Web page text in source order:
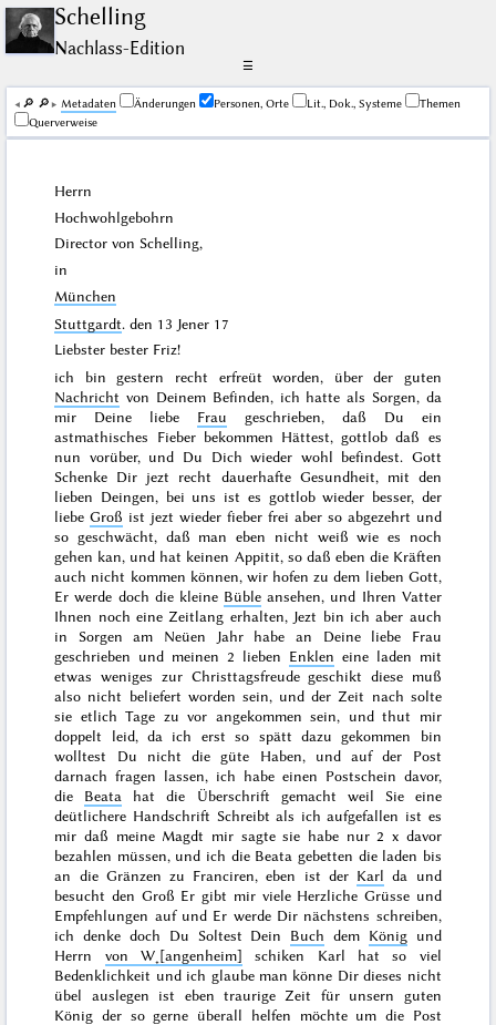
Schelling
Nachlass-Edition
☰
🔎︎ 🔎︎ Me­ta­da­ten Änderungen Personen, Orte Lit., Dok., Systeme
Themen
Querverweise
Herrn
Hochwohlgebohrn
Director von Schelling,
in
München
Stuttgardt. den 13 Jener 17
Liebster bester Friz!
ich bingestern recht erfreüt worden, über der guten
Nachricht von Deinem Befinden, ich hatte als Sorgen, da
mir Deine liebe Frau geschrieben, daß Du ein
astmathisches Fieber bekommen Hättest, gottlob daß es
nun vorüber, und Du Dich wieder wohl befindest. Gott
Schenke Dir jezt recht dauerhafte Gesundheit, mit den
lieben Deingen, bei uns ist es gottlob wieder besser, der
liebeGroß ist jezt wieder fieber frei aber so abgezehrt und
so geschwächt, daß man eben nicht weiß wie es noch
gehen kan, und hat keinen Appitit, so daß eben die Kräften
auch nicht kommen können, wir hofen zu dem lieben Gott,
Er werde doch die kleine Büble ansehen, und Ihren Vatter
Ihnen noch eine Zeitlang erhalten, Jezt bin ich aber auch
in Sorgen am Neüen Jahrhabe an Deine liebe Frau
geschrieben und meinen 2 lieben Enklen eine laden mit
etwas weniges zur Christtagsfreude geschikt diese muß
also nicht beliefert worden sein, und der Zeit nach solte
sie etlich Tage zu vor angekommen sein, und thut mir
doppelt leid, da ich erst so spätt dazu gekommen bin
wolltest Du nicht die güte Haben, und auf der Post
darnach fragen lassen, ich habe einen Postschein davor,
die Beata hat die Überschrift gemacht weil Sie eine
deütlichere Handschrift Schreibt als ich aufgefallen ist es
mir daß meine Magdt mir sagte sie habe nur 2 x davor
bezahlen müssen, und ich die Beata gebetten die laden bis
an die Gränzen zu Franciren, eben ist der Karl da und
besucht den Groß Er gibt mir viele Herzliche Grüsse und
Empfehlungen auf und Er werde Dir nächstens schreiben,
ich denke doch Du Soltest Dein Buch dem Königund
Herrn von W˖[angenheim] schiken Karl hat so viel
Bedenklichkeit und ich glaube man könne Dir dieses nicht
übel auslegen ist eben traurige Zeit für unsern guten
König der so gerne überall helfen möchte um die Post